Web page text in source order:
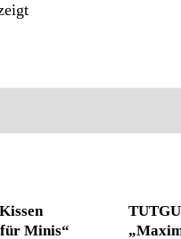
Minis“